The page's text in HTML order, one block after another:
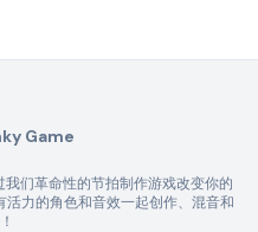
Game
们革命性的节拍制作游戏改变你的
力的角色和音效一起创作、混音和